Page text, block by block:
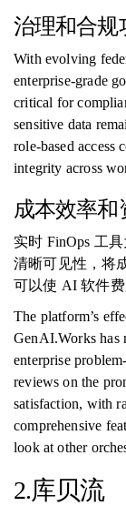
治理和合规
With evolving
enterprise-grade
critical for
sensitive data
role-based access
integrity across
成本效率和
实时 FinOps 工
清晰可见性，将
可以使 AI 软件费
The platform’s
GenAI.Works has
enterprise
reviews on the
satisfaction, with
comprehensive
look at other
2.库贝流